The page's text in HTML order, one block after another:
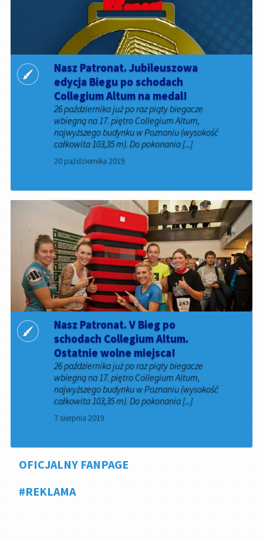
Nasz Patronat. Jubileuszowa
edycja Biegu po schodach
Collegium Altum na medal!
26 października już po raz piąty biegacze
wbiegną na 17. piętro Collegium Altum,
najwyższego budynku w Poznaniu (wysokość
całkowita 103,35 m). Do pokonania [...]
20 października 2019
Nasz Patronat. V Bieg po
schodach Collegium Altum.
Ostatnie wolne miejsca!
26 października już po raz piąty biegacze
wbiegną na 17. piętro Collegium Altum,
najwyższego budynku w Poznaniu (wysokość
całkowita 103,35 m). Do pokonania [...]
7 sierpnia 2019
OFICJALNY FANPAGE
#REKLAMA